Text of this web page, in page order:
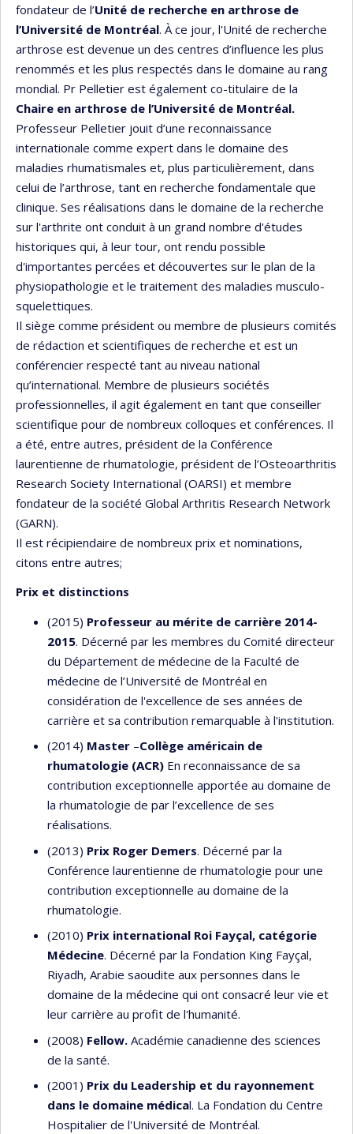
fondateur de l’Unité de recherche en arthrose de
l’Université de Montréal. À ce jour, l'Unité de recherche
arthrose est devenue un des centres d’influence les plus
renommés et les plus respectés dans le domaine au rang
mondial. Pr Pelletier est également co-titulaire de la
Chaire en arthrose de l’Université de Montréal.
Professeur Pelletier jouit d’une reconnaissance
internationale comme expert dans le domaine des
maladies rhumatismales et, plus particulièrement, dans
celui de l’arthrose, tant en recherche fondamentale que
clinique. Ses réalisations dans le domaine de la recherche
sur l'arthrite ont conduit à un grand nombre d'études
historiques qui, à leur tour, ont rendu possible
d'importantes percées et découvertes sur le plan de la
physiopathologie et le traitement des maladies musculo-
squelettiques.
Il siège comme président ou membre de plusieurs comités
de rédaction et scientifiques de recherche et est un
conférencier respecté tant au niveau national
qu’international. Membre de plusieurs sociétés
professionnelles, il agit également en tant que conseiller
scientifique pour de nombreux colloques et conférences. Il
a été, entre autres, président de la Conférence
laurentienne de rhumatologie, président de l’Osteoarthritis
Research Society International (OARSI) et membre
fondateur de la société Global Arthritis Research Network
(GARN).
Il est récipiendaire de nombreux prix et nominations,
citons entre autres;
Prix et distinctions
(2015) Professeur au mérite de carrière 2014-
2015. Décerné par les membres du Comité directeur
du Département de médecine de la Faculté de
médecine de l’Université de Montréal en
considération de l'excellence de ses années de
carrière et sa contribution remarquable à l'institution.
(2014) Master –Collège américain de
rhumatologie (ACR) En reconnaissance de sa
contribution exceptionnelle apportée au domaine de
la rhumatologie de par l’excellence de ses
réalisations.
(2013) Prix Roger Demers. Décerné par la
Conférence laurentienne de rhumatologie pour une
contribution exceptionnelle au domaine de la
rhumatologie.
(2010) Prix international Roi Fayçal, catégorie
Médecine. Décerné par la Fondation King Fayçal,
Riyadh, Arabie saoudite aux personnes dans le
domaine de la médecine qui ont consacré leur vie et
leur carrière au profit de l'humanité.
(2008) Fellow. Académie canadienne des sciences
de la santé.
(2001) Prix du Leadership et du rayonnement
dans le domaine médical. La Fondation du Centre
Hospitalier de l'Université de Montréal.